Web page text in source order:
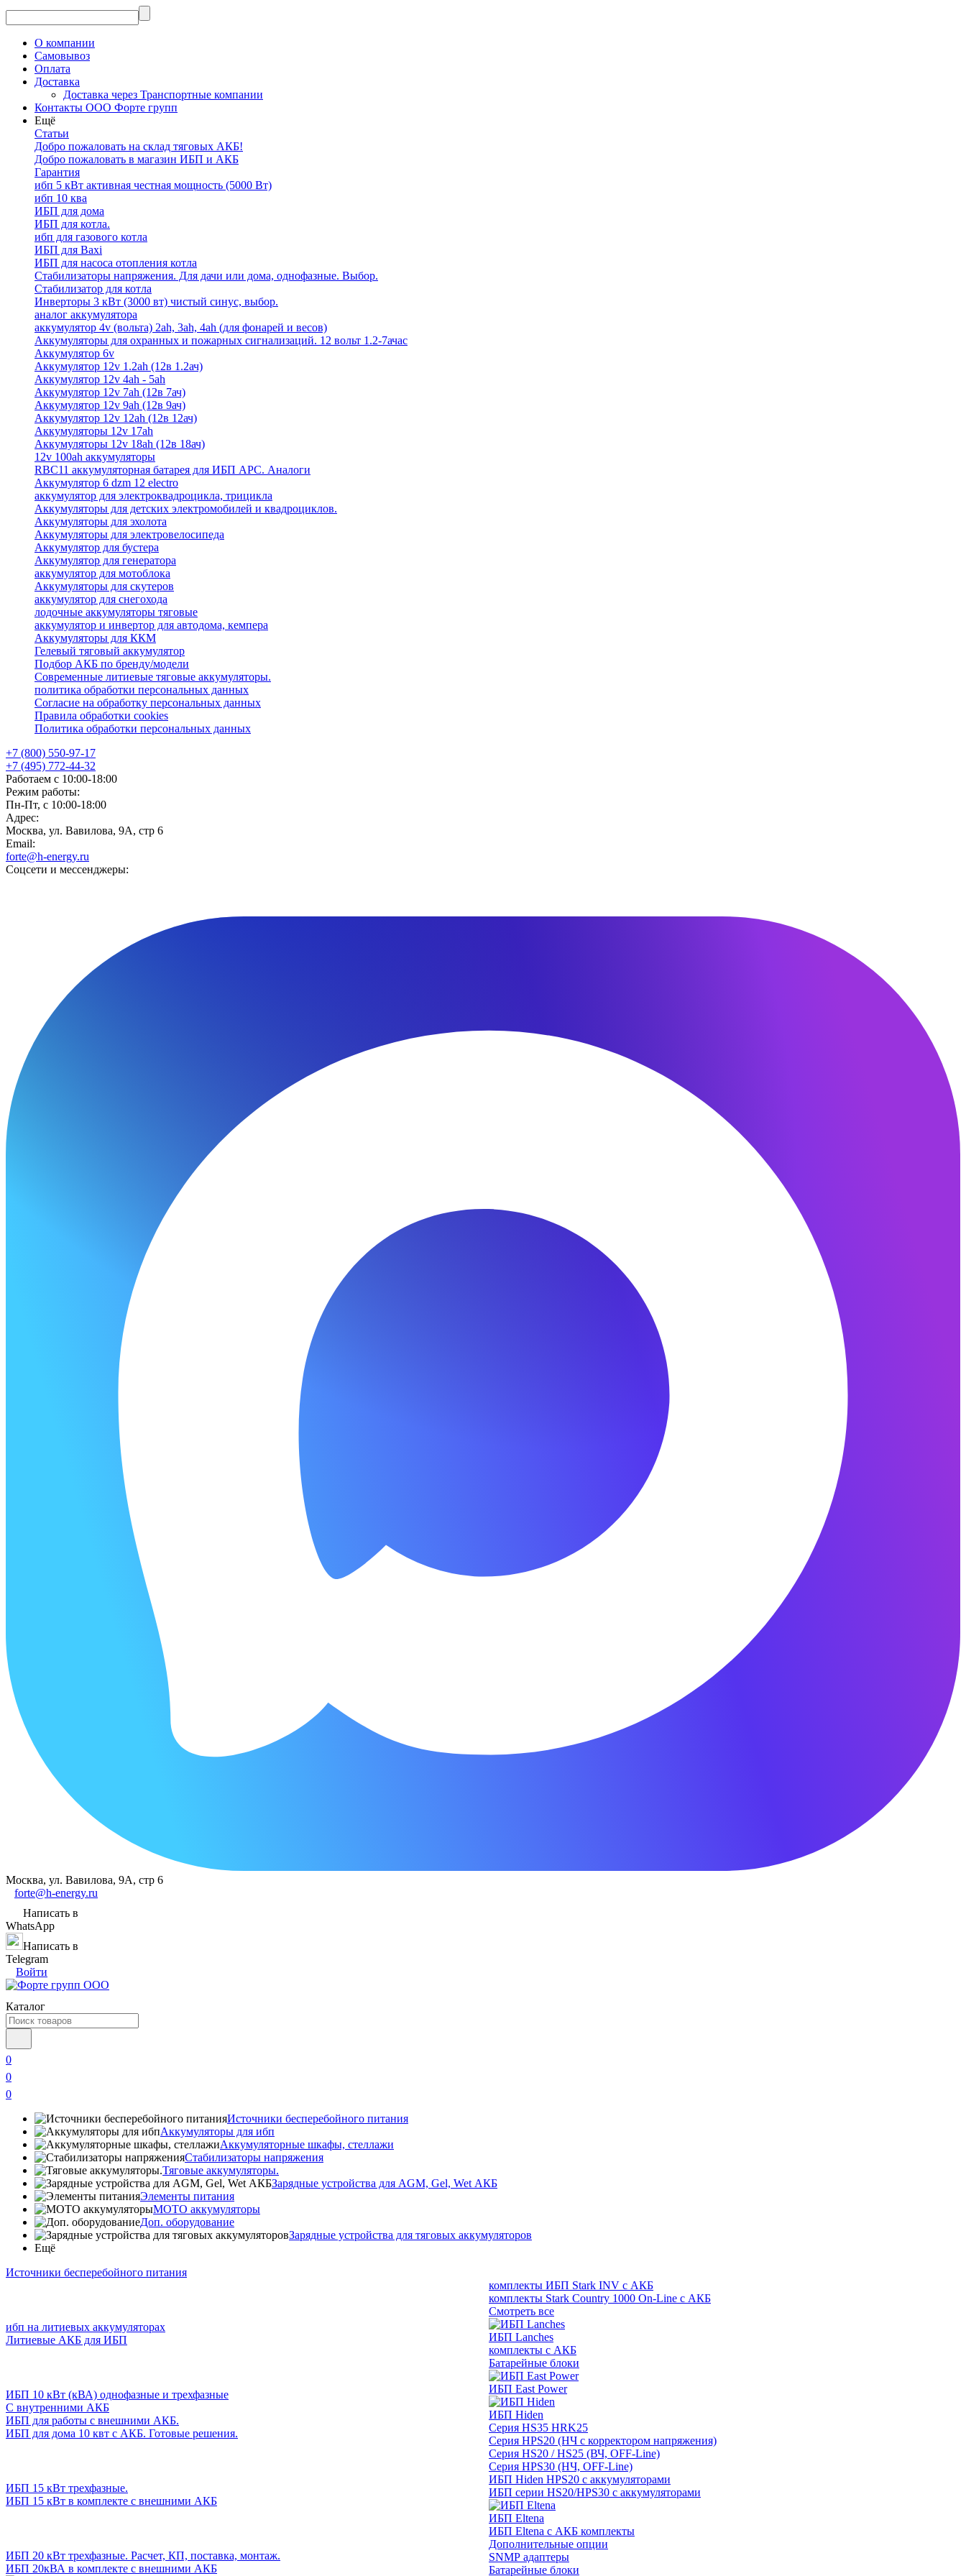
О компании
Самовывоз
Оплата
Доставка
Доставка через Транспортные компании
Контакты ООО Форте групп
Ещё
Статьи
Добро пожаловать на склад тяговых АКБ!
Добро пожаловать в магазин ИБП и АКБ
Гарантия
ибп 5 кВт активная честная мощность (5000 Вт)
ибп 10 ква
ИБП для дома
ИБП для котла.
ибп для газового котла
ИБП для Baxi
ИБП для насоса отопления котла
Стабилизаторы напряжения. Для дачи или дома, однофазные. Выбор.
Стабилизатор для котла
Инверторы 3 кВт (3000 вт) чистый синус, выбор.
аналог аккумулятора
аккумулятор 4v (вольта) 2ah, 3ah, 4ah (для фонарей и весов)
Аккумуляторы для охранных и пожарных сигнализаций. 12 вольт 1.2-7ачас
Аккумулятор 6v
Аккумулятор 12v 1.2ah (12в 1.2ач)
Аккумулятор 12v 4ah - 5ah
Аккумулятор 12v 7ah (12в 7ач)
Аккумулятор 12v 9ah (12в 9ач)
Аккумулятор 12v 12ah (12в 12ач)
Аккумуляторы 12v 17ah
Аккумуляторы 12v 18ah (12в 18ач)
12v 100ah аккумуляторы
RBC11 аккумуляторная батарея для ИБП APC. Аналоги
Аккумулятор 6 dzm 12 electro
аккумулятор для электроквадроцикла, трицикла
Аккумуляторы для детских электромобилей и квадроциклов.
Аккумуляторы для эхолота
Аккумуляторы для электровелосипеда
Аккумулятор для бустера
Аккумулятор для генератора
аккумулятор для мотоблока
Аккумуляторы для скутеров
аккумулятор для снегохода
лодочные аккумуляторы тяговые
аккумулятор и инвертор для автодома, кемпера
Аккумуляторы для ККМ
Гелевый тяговый аккумулятор
Подбор АКБ по бренду/модели
Современные литиевые тяговые аккумуляторы.
политика обработки персональных данных
Согласие на обработку персональных данных
Правила обработки cookies
Политика обработки персональных данных
+7 (800) 550-97-17
+7 (495) 772-44-32
Работаем с 10:00-18:00
Режим работы:
Пн-Пт, с 10:00-18:00
Адрес:
Москва, ул. Вавилова, 9А, стр 6
Email:
forte@h-energy.ru
Соцсети и мессенджеры:
Москва, ул. Вавилова, 9А, стр 6
forte@h-energy.ru
Написать в
WhatsApp
Написать в
Telegram
Войти
Каталог
0
0
0
Источники бесперебойного питания
Аккумуляторы для ибп
Аккумуляторные шкафы, стеллажи
Стабилизаторы напряжения
Тяговые аккумуляторы.
Зарядные устройства для AGM, Gel, Wet АКБ
Элементы питания
МОТО аккумуляторы
Доп. оборудование
Зарядные устройства для тяговых аккумуляторов
Ещё
Источники бесперебойного питания
ибп на литиевых аккумуляторах
Литиевые АКБ для ИБП
ИБП 10 кВт (кВА) однофазные и трехфазные
С внутренними АКБ
ИБП для работы с внешними АКБ.
ИБП для дома 10 квт с АКБ. Готовые решения.
ИБП 15 кВт трехфазные.
ИБП 15 кВт в комплекте с внешними АКБ
ИБП 20 кВт трехфазные. Расчет, КП, поставка, монтаж.
ИБП 20кВА в комплекте с внешними АКБ
комплекты ИБП Stark INV с АКБ
комплекты Stark Country 1000 On-Line с АКБ
Смотреть все
ИБП Lanches
комплекты с АКБ
Батарейные блоки
ИБП East Power
ИБП Hiden
Серия HS35 HRK25
Серия HPS20 (НЧ с корректором напряжения)
Серия HS20 / HS25 (ВЧ, OFF-Line)
Серия HPS30 (НЧ, OFF-Line)
ИБП Hiden HPS20 с аккумуляторами
ИБП серии HS20/HPS30 с аккумуляторами
ИБП Eltena
ИБП Eltena с АКБ комплекты
Дополнительные опции
SNMP адаптеры
Батарейные блоки